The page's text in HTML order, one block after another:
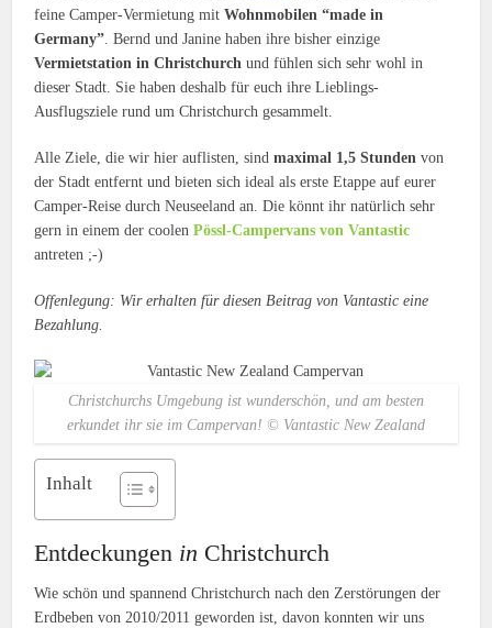
feine Camper-Vermietung mitWohnmobilen “made in
Germany”. Bernd und Janine haben ihre bisher einzige
Vermietstation in Christchurch und fühlen sich sehr wohl in
dieser Stadt. Sie haben deshalb für euch ihre Lieblings-
Ausflugsziele rund um Christchurch gesammelt.
Alle Ziele, die wir hier auflisten, sindmaximal 1,5 Stunden von
der Stadt entfernt und bieten sich ideal als erste Etappe auf eurer
Camper-Reise durch Neuseeland an. Die könnt ihr natürlich sehr
gern in einem der coolenPössl-Campervans von Vantastic
antreten ;-)
Offenlegung: Wir erhalten für diesen Beitrag von Vantastic eine
Bezahlung.
Christchurchs Umgebung ist wunderschön, und am besten
erkundet ihr sie im Campervan! © Vantastic New Zealand
Inhalt
Entdeckungen in Christchurch
Wie schön und spannend Christchurch nach den Zerstörungen der
Erdbeben von 2010/2011 geworden ist, davon konnten wir uns